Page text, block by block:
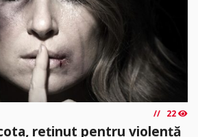
22
reținut pentru violență